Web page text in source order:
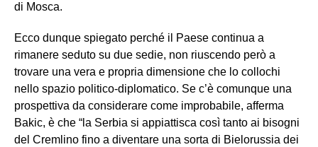
di Mosca.
Ecco dunque spiegato perché il Paese continua a
rimanere seduto su due sedie, non riuscendo però a
trovare una vera e propria dimensione che lo collochi
nello spazio politico-diplomatico. Se c’è comunque una
prospettiva da considerare come improbabile, afferma
Bakic, è che “la Serbia si appiattisca così tanto ai bisogni
del Cremlino fino a diventare una sorta di Bielorussia dei